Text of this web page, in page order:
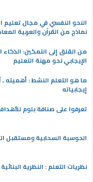
النحو النفسي في مجال تعليم
نماذج من القرآن والعربية
من القلق إلى التمكين: الذكاء
الإيجابي نحو مهنة التعليم
ما هو التعلم النشط : أهميته ـ
إيجابياته
تعرفوا على صنافة بلوم
الحوسبة السحابية ومستقبل
نظريات التعلم : النظرية البنائية